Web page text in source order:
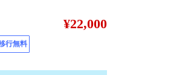
¥22,000
行無料